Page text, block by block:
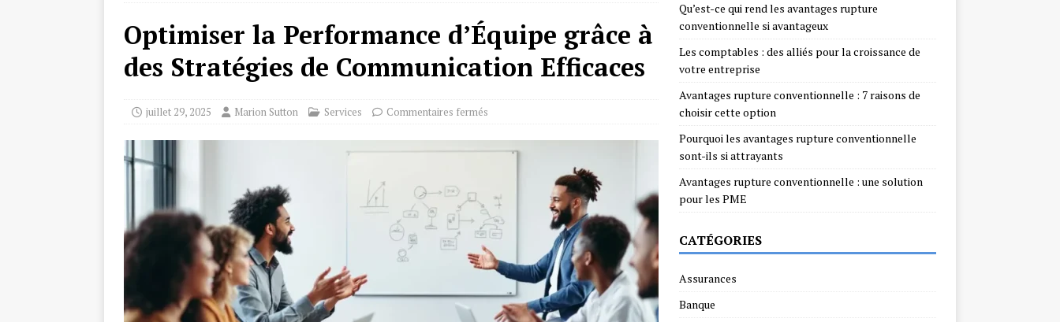
Optimiser la Performance d’Équipe grâce à
des Stratégies de Communication Efficaces
juillet 29, 2025 Marion Sutton Services Commentaires fermés
Qu’est-ce qui rend les avantages rupture
conventionnelle si avantageux
Les comptables : des alliés pour la croissance de
votre entreprise
Avantages rupture conventionnelle : 7 raisons de
choisir cette option
Pourquoi les avantages rupture conventionnelle
sont-ils si attrayants
Avantages rupture conventionnelle : une solution
pour les PME
CATÉGORIES
Assurances
Banque